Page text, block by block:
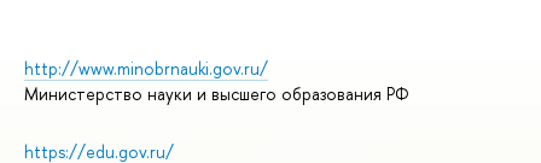
http://www.minobrnauki.gov.ru/
Министерство науки и высшего образования РФ
https://edu.gov.ru/